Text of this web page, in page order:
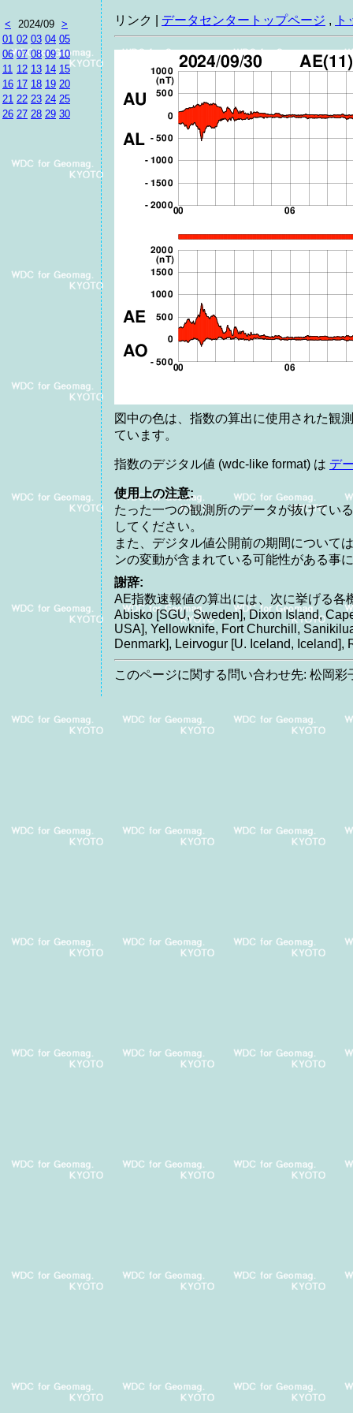
< 2024/09 >
01 02 03 04 05
06 07 08 09 10
11 12 13 14 15
16 17 18 19 20
21 22 23 24 25
26 27 28 29 30
リンク | データセンタートップページ ,
図中の色は、指数の算出に使用された観
ています。
指数のデジタル値 (wdc-like format) は デ
使用上の注意:
たった一つの観測所のデータが抜けてい
してください。
また、デジタル値公開前の期間について
ンの変動が含まれている可能性がある事
謝辞:
AE指数速報値の算出には、次に挙げる
Abisko [SGU, Sweden], Dixon Island,
USA], Yellowknife, Fort Churchill,
Denmark], Leirvogur [U. Iceland, Iceland],
このページに関する問い合わせ先: 松岡彩